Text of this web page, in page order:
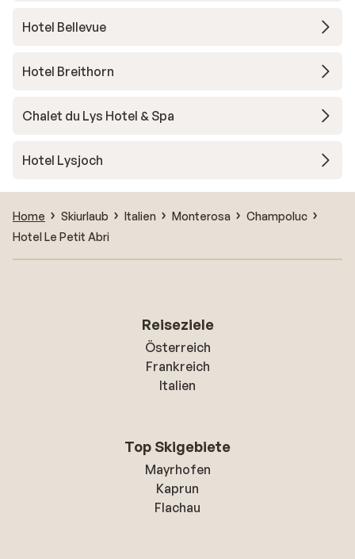
Hotel Bellevue
Hotel Breithorn
Chalet du Lys Hotel & Spa
Hotel Lysjoch
Home Skiurlaub Italien Monterosa
Champoluc
Hotel Le Petit Abri
Reiseziele
Österreich
Frankreich
Italien
Top Skigebiete
Mayrhofen
Kaprun
Flachau